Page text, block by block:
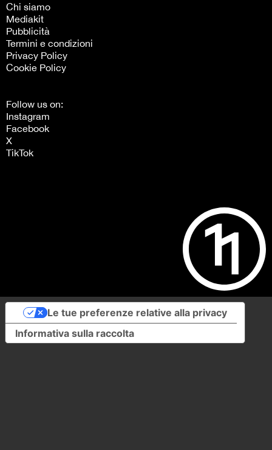
Chi siamo
Mediakit
Pubblicità
Termini e condizioni
Privacy Policy
Cookie Policy
Follow us on:
Instagram
Facebook
X
TikTok
Informativa sulla raccolta
Le tue preferenze relative alla privacy